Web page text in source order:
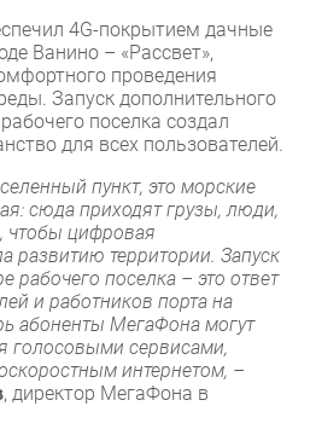
4G-покрытием дачные
Ванино – «Рассвет»,
проведения
Запуск дополнительного
поселка создал
для всех пользователей.
пункт, это морские
сюда приходят грузы, люди,
чтобы цифровая
развитию территории. Запуск
рабочего поселка – это ответ
и работников порта на
абоненты МегаФона могут
голосовыми сервисами,
интернетом, –
, директор МегаФона в